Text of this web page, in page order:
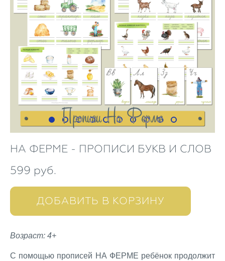
НА ФЕРМЕ - ПРОПИСИ БУКВ И СЛОВ
599 pуб.
ДОБАВИТЬ В КОРЗИНУ
Возраст: 4+
С помощью прописей НА ФЕРМЕ ребёнок продолжит